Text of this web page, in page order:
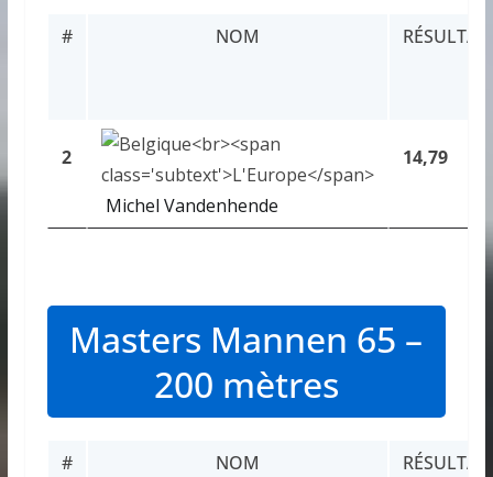
# NOM RÉSULTAT
2
Michel Vandenhende
14,79
Masters Mannen 65 –
200 mètres
# NOM RÉSULTAT